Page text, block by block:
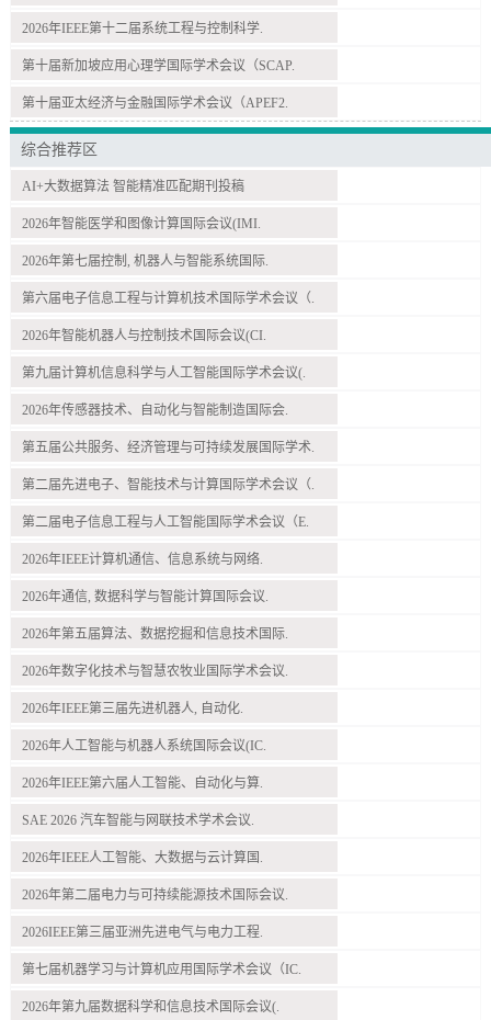
2026年IEEE第十二届系统工程与控制科学.
第十届新加坡应用心理学国际学术会议（SCAP.
第十届亚太经济与金融国际学术会议（APEF2.
综合推荐区
AI+大数据算法 智能精准匹配期刊投稿
2026年智能医学和图像计算国际会议(IMI.
2026年第七届控制, 机器人与智能系统国际.
第六届电子信息工程与计算机技术国际学术会议（.
2026年智能机器人与控制技术国际会议(CI.
第九届计算机信息科学与人工智能国际学术会议(.
2026年传感器技术、自动化与智能制造国际会.
第五届公共服务、经济管理与可持续发展国际学术.
第二届先进电子、智能技术与计算国际学术会议（.
第二届电子信息工程与人工智能国际学术会议（E.
2026年IEEE计算机通信、信息系统与网络.
2026年通信, 数据科学与智能计算国际会议.
2026年第五届算法、数据挖掘和信息技术国际.
2026年数字化技术与智慧农牧业国际学术会议.
2026年IEEE第三届先进机器人, 自动化.
2026年人工智能与机器人系统国际会议(IC.
2026年IEEE第六届人工智能、自动化与算.
SAE 2026 汽车智能与网联技术学术会议.
2026年IEEE人工智能、大数据与云计算国.
2026年第二届电力与可持续能源技术国际会议.
2026IEEE第三届亚洲先进电气与电力工程.
第七届机器学习与计算机应用国际学术会议（IC.
2026年第九届数据科学和信息技术国际会议(.